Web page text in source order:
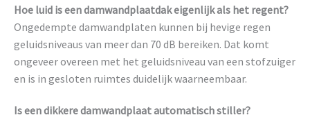
Hoe luid is een damwandplaatdak eigenlijk als het regent?
Ongedempte damwandplaten kunnen bij hevige regen
geluidsniveaus van meer dan 70 dB bereiken. Dat komt
ongeveer overeen met het geluidsniveau van een stofzuiger
en is in gesloten ruimtes duidelijk waarneembaar.
Is een dikkere damwandplaat automatisch stiller?